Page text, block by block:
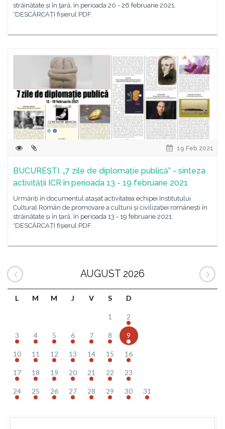
străinătate și în țară, în perioada 20 - 26 februarie 2021.
*DESCĂRCAȚI fișierul PDF.
19 Feb 2021
BUCUREȘTI. „7 zile de diplomație publică” - sinteza
activității ICR în perioada 13 - 19 februarie 2021
Urmăriți în documentul atașat activitatea echipei Institutului
Cultural Român de promovare a culturii și civilizației românești în
străinătate și în țară, în perioada 13 - 19 februarie 2021.
*DESCĂRCAȚI fișierul PDF.
AUGUST 2026
L M M J V S D
1 2
3 4 5 6 7 8 9
10 11 12 13 14 15 16
17 18 19 20 21 22 23
24 25 26 27 28 29 30 31